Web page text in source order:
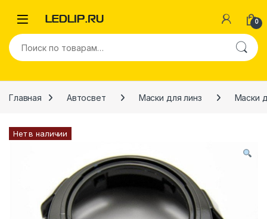
0
Искать:
Главная Автосвет Маски для линз Маски
Нет в наличии